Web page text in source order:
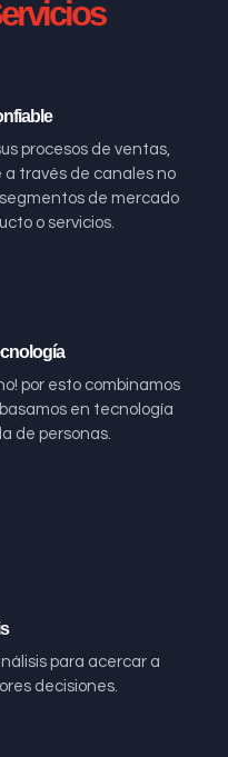
procesos de ventas,
a través de canales no
de mercado
o servicios.
por esto combinamos
en tecnología
de personas.
para acercar a
decisiones.